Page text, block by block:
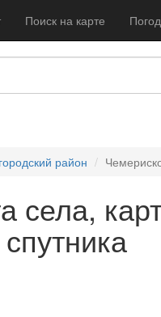
Поиск на карте
район
села,